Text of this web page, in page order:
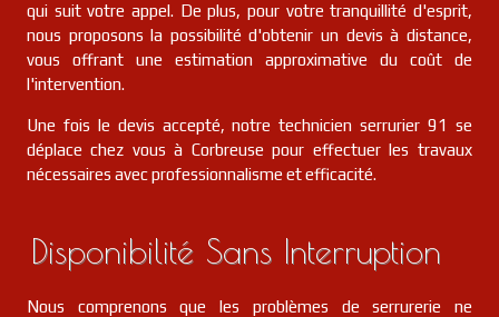
qui suit votre appel. De plus, pour votre tranquillité d'esprit,
nous proposons la possibilité d'obtenir un devis à distance,
vous offrant une estimation approximative du coût de
l'intervention.
Une fois le devis accepté, notre technicien serrurier 91 se
déplace chez vous à Corbreuse pour effectuer les travaux
nécessaires avec professionnalisme et efficacité.
Disponibilité Sans Interruption
Nous comprenons que les problèmes de serrurerie ne